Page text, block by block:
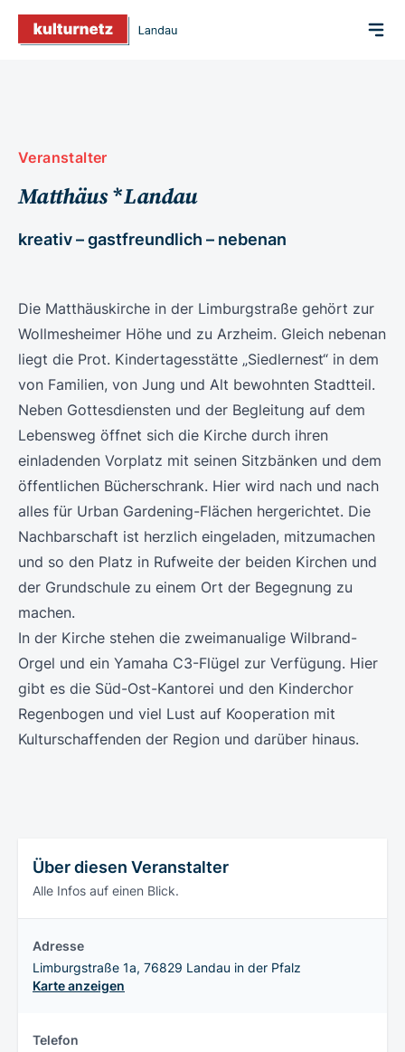
Veranstalter
Matthäus * Landau
kreativ – gastfreundlich – nebenan
Die Matthäuskirche in der Limburgstraße gehört zur
Wollmesheimer Höhe und zu Arzheim. Gleich nebenan
liegt die Prot. Kindertagesstätte „Siedlernest“ in dem
von Familien, von Jung und Alt bewohnten Stadtteil.
Neben Gottesdiensten und der Begleitung auf dem
Lebensweg öffnet sich die Kirche durch ihren
einladenden Vorplatz mit seinen Sitzbänken und dem
öffentlichen Bücherschrank. Hier wird nach und nach
alles für Urban Gardening-Flächen hergerichtet. Die
Nachbarschaft ist herzlich eingeladen, mitzumachen
und so den Platz in Rufweite der beiden Kirchen und
der Grundschule zu einem Ort der Begegnung zu
machen.
In der Kirche stehen die zweimanualige Wilbrand-
Orgel und ein Yamaha C3-Flügel zur Verfügung. Hier
gibt es die Süd-Ost-Kantorei und den Kinderchor
Regenbogen und viel Lust auf Kooperation mit
Kulturschaffenden der Region und darüber hinaus.
Über diesen Veranstalter
Alle Infos auf einen Blick.
Adresse
Limburgstraße 1a, 76829 Landau in der Pfalz
Karte anzeigen
Telefon